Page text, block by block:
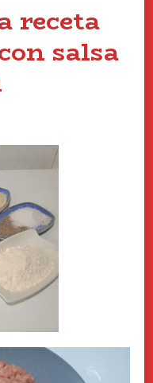
receta
salsa